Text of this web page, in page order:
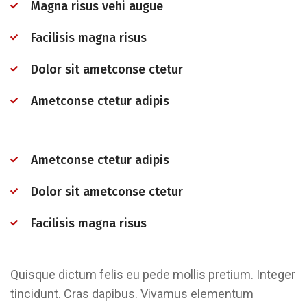
Magna risus vehi augue
Facilisis magna risus
Dolor sit ametconse ctetur
Ametconse ctetur adipis
Ametconse ctetur adipis
Dolor sit ametconse ctetur
Facilisis magna risus
Quisque dictum felis eu pede mollis pretium. Integer
tincidunt. Cras dapibus. Vivamus elementum